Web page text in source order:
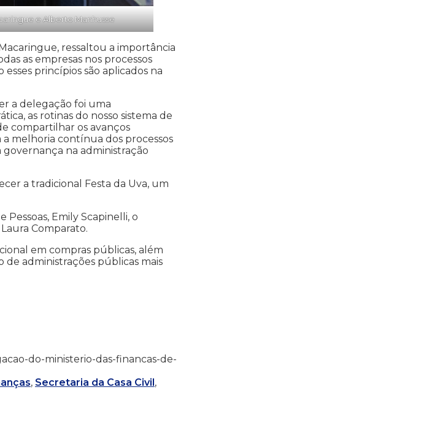
e Alberto Manhusse
ressaltou a importância
as empresas nos processos
princípios são aplicados na
a delegação foi uma
as rotinas do nosso sistema de
compartilhar os avanços
melhoria contínua dos processos
governança na administração
a tradicional Festa da Uva, um
Emily Scapinelli, o
Comparato.
em compras públicas, além
administrações públicas mais
do-ministerio-das-financas-de-
, Secretaria da Casa Civil,